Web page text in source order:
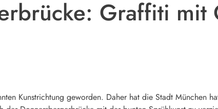
Graffiti mit
Kunstrichtung geworden. Daher hat die Stadt München